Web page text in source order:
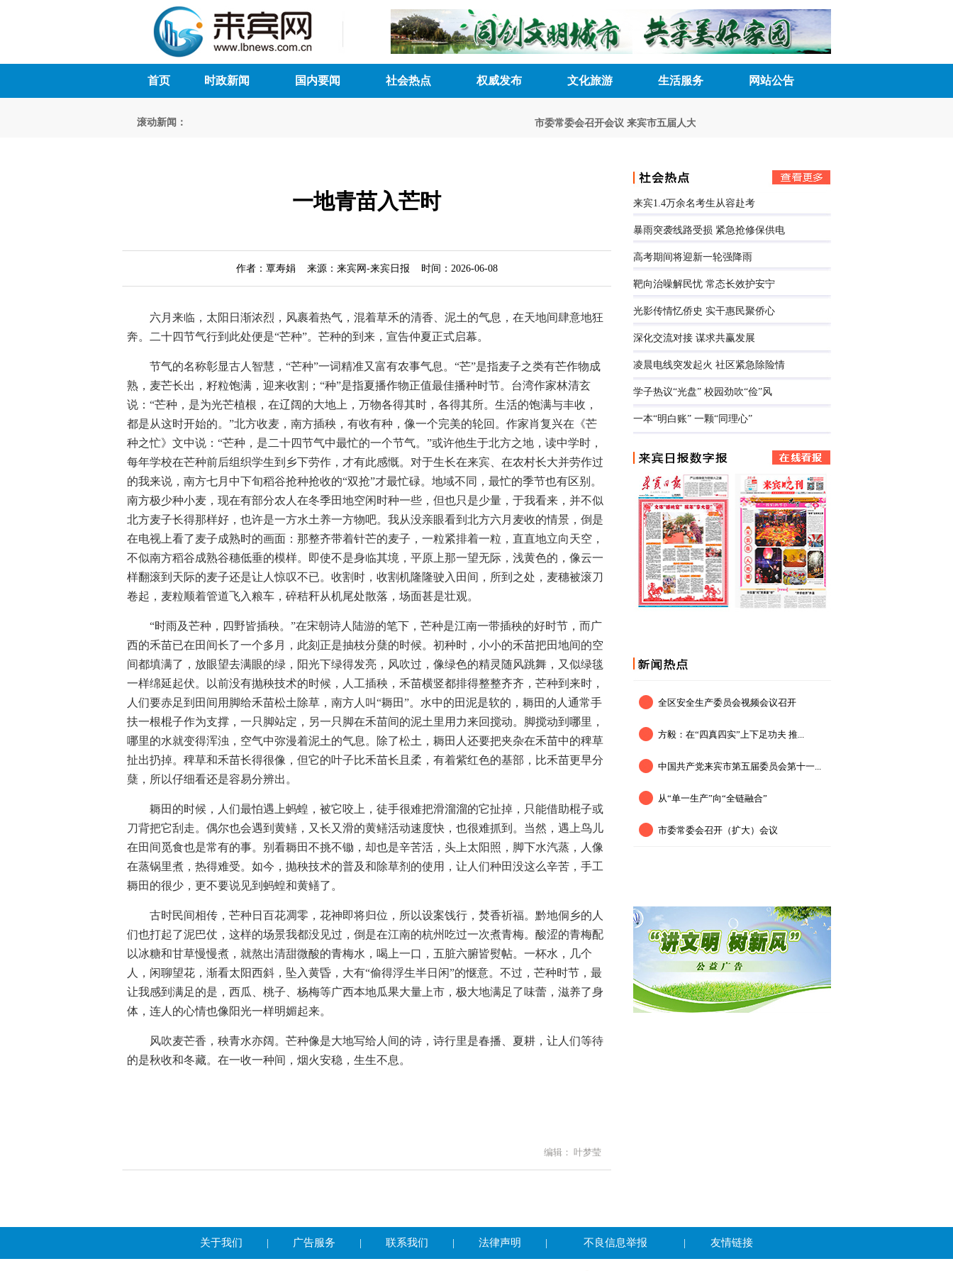
首页 时政新闻 国内要闻 社会热点 权威发布 文化旅游 生活服务 网站公告
滚动新闻： 市委常委会召开会议 来宾市五届人大八次会议胜利召开
一地青苗入芒时
作者：覃寿娟 来源：来宾网-来宾日报 时间：2026-06-08
六月来临，太阳日渐浓烈，风裹着热气，混着草禾的清香、泥土的气息，在天地间肆意地狂
奔。二十四节气行到此处便是“芒种”。芒种的到来，宣告仲夏正式启幕。
节气的名称彰显古人智慧，“芒种”一词精准又富有农事气息。“芒”是指麦子之类有芒作物成
熟，麦芒长出，籽粒饱满，迎来收割；“种”是指夏播作物正值最佳播种时节。台湾作家林清玄
说：“芒种，是为光芒植根，在辽阔的大地上，万物各得其时，各得其所。生活的饱满与丰收，
都是从这时开始的。”北方收麦，南方插秧，有收有种，像一个完美的轮回。作家肖复兴在《芒
种之忙》文中说：“芒种，是二十四节气中最忙的一个节气。”或许他生于北方之地，读中学时，
每年学校在芒种前后组织学生到乡下劳作，才有此感慨。对于生长在来宾、在农村长大并劳作过
的我来说，南方七月中下旬稻谷抢种抢收的“双抢”才最忙碌。地域不同，最忙的季节也有区别。
南方极少种小麦，现在有部分农人在冬季田地空闲时种一些，但也只是少量，于我看来，并不似
北方麦子长得那样好，也许是一方水土养一方物吧。我从没亲眼看到北方六月麦收的情景，倒是
在电视上看了麦子成熟时的画面：那整齐带着针芒的麦子，一粒紧排着一粒，直直地立向天空，
不似南方稻谷成熟谷穗低垂的模样。即使不是身临其境，平原上那一望无际，浅黄色的，像云一
样翻滚到天际的麦子还是让人惊叹不已。收割时，收割机隆隆驶入田间，所到之处，麦穗被滚刀
卷起，麦粒顺着管道飞入粮车，碎秸秆从机尾处散落，场面甚是壮观。
“时雨及芒种，四野皆插秧。”在宋朝诗人陆游的笔下，芒种是江南一带插秧的好时节，而广
西的禾苗已在田间长了一个多月，此刻正是抽枝分蘖的时候。初种时，小小的禾苗把田地间的空
间都填满了，放眼望去满眼的绿，阳光下绿得发亮，风吹过，像绿色的精灵随风跳舞，又似绿毯
一样绵延起伏。以前没有抛秧技术的时候，人工插秧，禾苗横竖都排得整整齐齐，芒种到来时，
人们要赤足到田间用脚给禾苗松土除草，南方人叫“耨田”。水中的田泥是软的，耨田的人通常手
扶一根棍子作为支撑，一只脚站定，另一只脚在禾苗间的泥土里用力来回搅动。脚搅动到哪里，
哪里的水就变得浑浊，空气中弥漫着泥土的气息。除了松土，耨田人还要把夹杂在禾苗中的稗草
扯出扔掉。稗草和禾苗长得很像，但它的叶子比禾苗长且柔，有着紫红色的基部，比禾苗更早分
蘖，所以仔细看还是容易分辨出。
耨田的时候，人们最怕遇上蚂蝗，被它咬上，徒手很难把滑溜溜的它扯掉，只能借助棍子或
刀背把它刮走。偶尔也会遇到黄鳝，又长又滑的黄鳝活动速度快，也很难抓到。当然，遇上鸟儿
在田间觅食也是常有的事。别看耨田不挑不锄，却也是辛苦活，头上太阳照，脚下水汽蒸，人像
在蒸锅里煮，热得难受。如今，抛秧技术的普及和除草剂的使用，让人们种田没这么辛苦，手工
耨田的很少，更不要说见到蚂蝗和黄鳝了。
古时民间相传，芒种日百花凋零，花神即将归位，所以设案饯行，焚香祈福。黔地侗乡的人
们也打起了泥巴仗，这样的场景我都没见过，倒是在江南的杭州吃过一次煮青梅。酸涩的青梅配
以冰糖和甘草慢慢煮，就熬出清甜微酸的青梅水，喝上一口，五脏六腑皆熨帖。一杯水，几个
人，闲聊望花，渐看太阳西斜，坠入黄昏，大有“偷得浮生半日闲”的惬意。不过，芒种时节，最
让我感到满足的是，西瓜、桃子、杨梅等广西本地瓜果大量上市，极大地满足了味蕾，滋养了身
体，连人的心情也像阳光一样明媚起来。
风吹麦芒香，秧青水亦阔。芒种像是大地写给人间的诗，诗行里是春播、夏耕，让人们等待
的是秋收和冬藏。在一收一种间，烟火安稳，生生不息。
编辑： 叶梦莹
来宾1.4万余名考生从容赴考
暴雨突袭线路受损 紧急抢修保供电
高考期间将迎新一轮强降雨
靶向治噪解民忧 常态长效护安宁
光影传情忆侨史 实干惠民聚侨心
深化交流对接 谋求共赢发展
凌晨电线突发起火 社区紧急除险情
学子热议“光盘” 校园劲吹“俭”风
一本“明白账” 一颗“同理心”
全区安全生产委员会视频会议召开
方毅：在“四真四实”上下足功夫 推...
中国共产党来宾市第五届委员会第十一...
从“单一生产”向“全链融合”
市委常委会召开（扩大）会议
关于我们 | 广告服务 | 联系我们 | 法律声明 | 不良信息举报 | 友情链接